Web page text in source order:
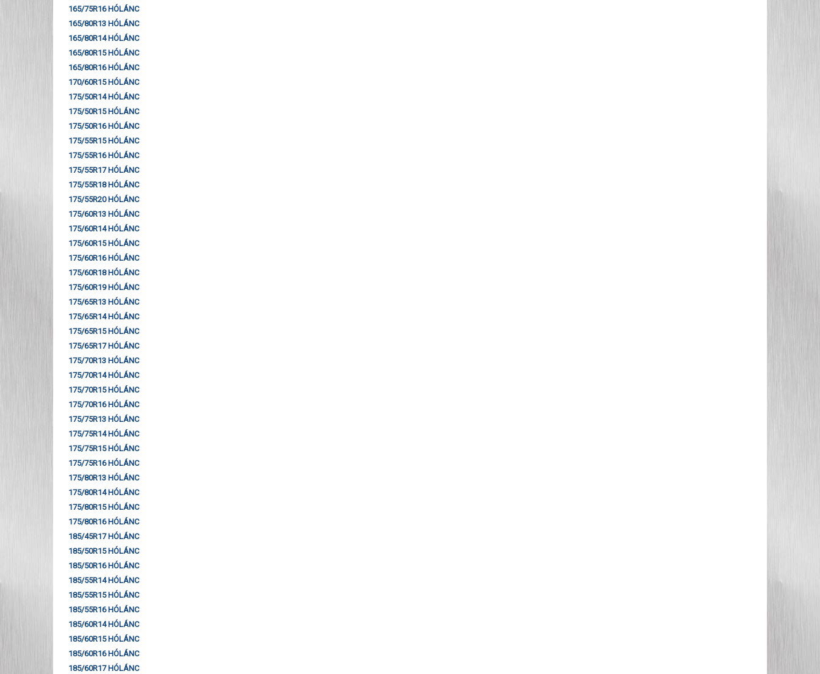
165/75R16 HÓLÁNC
165/80R13 HÓLÁNC
165/80R14 HÓLÁNC
165/80R15 HÓLÁNC
165/80R16 HÓLÁNC
170/60R15 HÓLÁNC
175/50R14 HÓLÁNC
175/50R15 HÓLÁNC
175/50R16 HÓLÁNC
175/55R15 HÓLÁNC
175/55R16 HÓLÁNC
175/55R17 HÓLÁNC
175/55R18 HÓLÁNC
175/55R20 HÓLÁNC
175/60R13 HÓLÁNC
175/60R14 HÓLÁNC
175/60R15 HÓLÁNC
175/60R16 HÓLÁNC
175/60R18 HÓLÁNC
175/60R19 HÓLÁNC
175/65R13 HÓLÁNC
175/65R14 HÓLÁNC
175/65R15 HÓLÁNC
175/65R17 HÓLÁNC
175/70R13 HÓLÁNC
175/70R14 HÓLÁNC
175/70R15 HÓLÁNC
175/70R16 HÓLÁNC
175/75R13 HÓLÁNC
175/75R14 HÓLÁNC
175/75R15 HÓLÁNC
175/75R16 HÓLÁNC
175/80R13 HÓLÁNC
175/80R14 HÓLÁNC
175/80R15 HÓLÁNC
175/80R16 HÓLÁNC
185/45R17 HÓLÁNC
185/50R15 HÓLÁNC
185/50R16 HÓLÁNC
185/55R14 HÓLÁNC
185/55R15 HÓLÁNC
185/55R16 HÓLÁNC
185/60R14 HÓLÁNC
185/60R15 HÓLÁNC
185/60R16 HÓLÁNC
185/60R17 HÓLÁNC